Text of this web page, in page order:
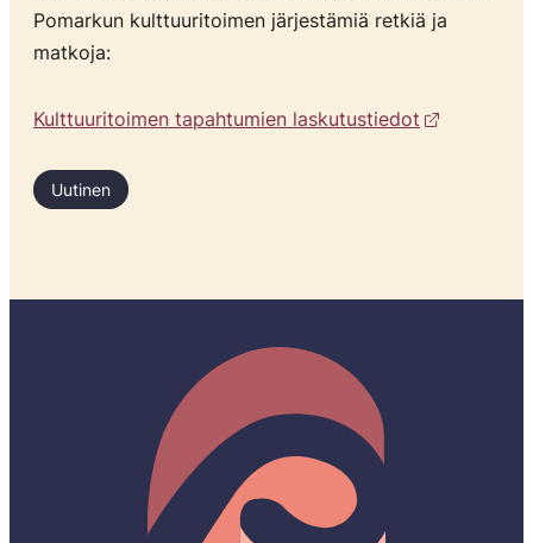
Pomarkun kulttuuritoimen järjestämiä retkiä ja
matkoja:
Kulttuuritoimen tapahtumien laskutustiedot
Uutinen